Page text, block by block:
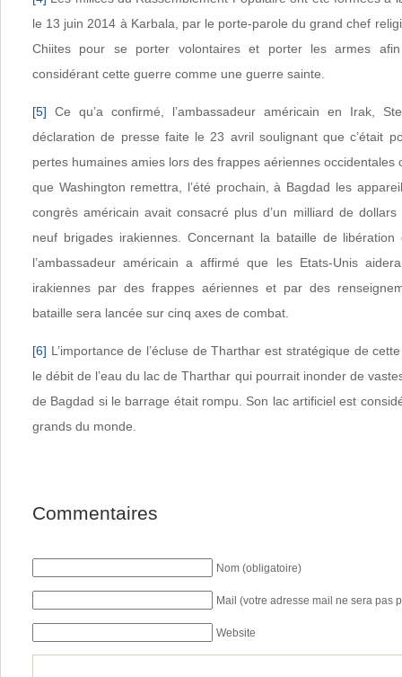
le 13 juin 2014 à Karbala, par le porte-parole du grand chef
Chiites pour se porter volontaires et porter les armes
considérant cette guerre comme une guerre sainte.
[5] Ce qu’a confirmé, l’ambassadeur américain en Irak,
déclaration de presse faite le 23 avril soulignant que c’était
pertes humaines amies lors des frappes aériennes occidentales
que Washington remettra, l’été prochain, à Bagdad les
congrès américain avait consacré plus d’un milliard de
neuf brigades irakiennes. Concernant la bataille de
l’ambassadeur américain a affirmé que les Etats-Unis
irakiennes par des frappes aériennes et par des
bataille sera lancée sur cinq axes de combat.
[6] L’importance de l’écluse de Tharthar est stratégique de
le débit de l’eau du lac de Tharthar qui pourrait inonder de
de Bagdad si le barrage était rompu. Son lac artificiel est
grands du monde.
Commentaires
Nom (obligatoire)
Mail (votre adresse mail ne sera pas
Website